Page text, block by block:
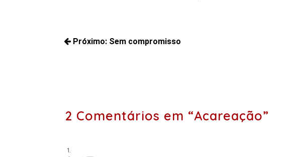
Navegação
Próximo: Sem compromisso
2 Comentários em “Acareação”